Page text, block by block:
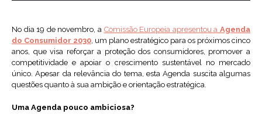
No dia 19 de novembro, a Comissão Europeia apresentou aAgenda
do Consumidor 2030, um plano estratégico para os próximos cinco
anos, que visa reforçar a proteção dos consumidores, promover a
competitividade e apoiar o crescimento sustentável no mercado
único. Apesar da relevância do tema, esta Agenda suscita algumas
questões quanto à sua ambição e orientação estratégica.
Uma Agenda pouco ambiciosa?